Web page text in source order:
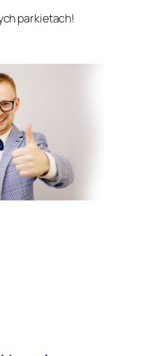
parkietach!